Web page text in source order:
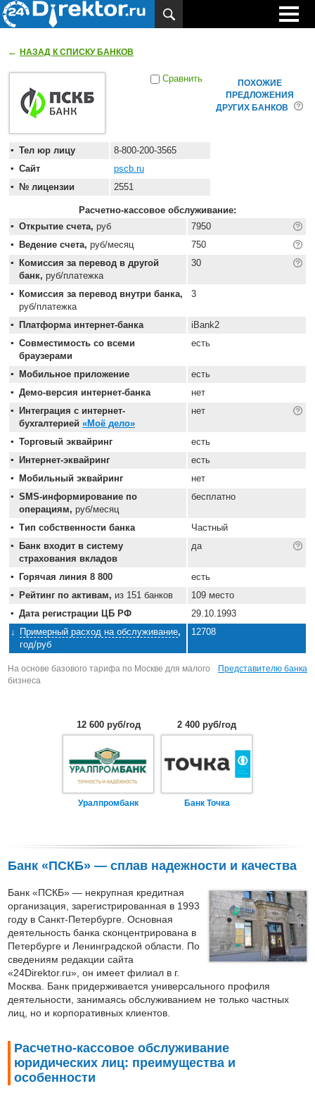
← НАЗАД К СПИСКУ БАНКОВ
Сравнить
Тел юр лицу
8-800-200-3565
Сайт
pscb.ru
№ лицензии
2551
Расчетно-кассовое обслуживание:
Открытие счета, руб
7950
Ведение счета, руб/месяц
750
Комиссия за перевод в другой
банк, руб/платежка
30
Комиссия за перевод внутри банка,
руб/платежка
3
Платформа интернет-банка
iBank2
Совместимость со всеми
браузерами
есть
Мобильное приложение
есть
Демо-версия интернет-банка
нет
Интеграция с интернет-
бухгалтерией «Моё дело»
нет
Торговый эквайринг
есть
Интернет-эквайринг
есть
Мобильный эквайринг
нет
SMS-информирование по
операциям, руб/месяц
бесплатно
Тип собственности банка
Частный
Банк входит в систему
страхования вкладов
да
Горячая линия 8 800
есть
Рейтинг по активам, из 151 банков
109 место
Дата регистрации ЦБ РФ
29.10.1993
Примерный расход на обслуживание,
год/руб
12708
На основе базового тарифа по Москве для малого
бизнеса
Представителю банка
ПОХОЖИЕ
ПРЕДЛОЖЕНИЯ
ДРУГИХ БАНКОВ
12 600 руб/год
Уралпромбанк
2 400 руб/год
Банк Точка
Банк «ПСКБ» — сплав надежности и качества
Банк «ПСКБ» — некрупная кредитная
организация, зарегистрированная в 1993
году в Санкт-Петербурге. Основная
деятельность банка сконцентрирована в
Петербурге и Ленинградской области. По
сведениям редакции сайта
«24Direktor.ru», он имеет филиал в г.
Москва. Банк придерживается универсального профиля
деятельности, занимаясь обслуживанием не только частных
лиц, но и корпоративных клиентов.
Расчетно-кассовое обслуживание
юридических лиц: преимущества и
особенности